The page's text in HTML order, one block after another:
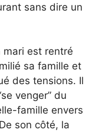
sans dire un
mari est rentré
sa famille et
des tensions. Il
venger” du
famille envers
son côté, la